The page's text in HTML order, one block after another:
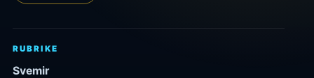
RUBRIKE
Svemir